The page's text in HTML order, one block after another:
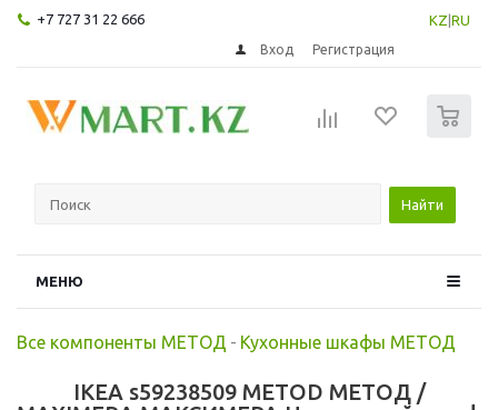
+7 727 31 22 666 KZ RU
Вход Регистрация
Найти
МЕНЮ
Все компоненты МЕТОД - Кухонные шкафы МЕТОД
IKEA s59238509 METOD МЕТОД /